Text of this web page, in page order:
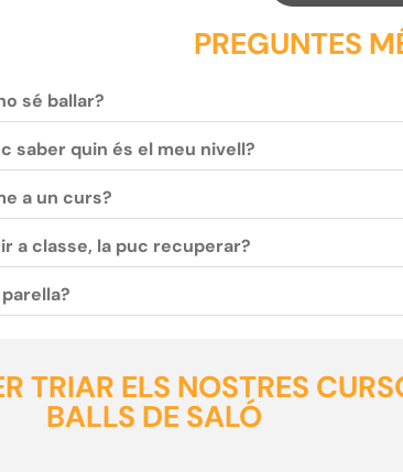
PREGUNTES
sé ballar?
saber quin és el meu nivell?
a un curs?
a classe, la puc recuperar?
TRIAR ELS NOSTRES
BALLS DE SALÓ